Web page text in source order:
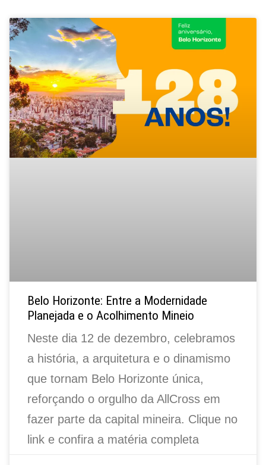
Belo Horizonte: Entre a Modernidade
Planejada e o Acolhimento Mineio
Neste dia 12 de dezembro, celebramos
a história, a arquitetura e o dinamismo
que tornam Belo Horizonte única,
reforçando o orgulho da AllCross em
fazer parte da capital mineira. Clique no
link e confira a matéria completa